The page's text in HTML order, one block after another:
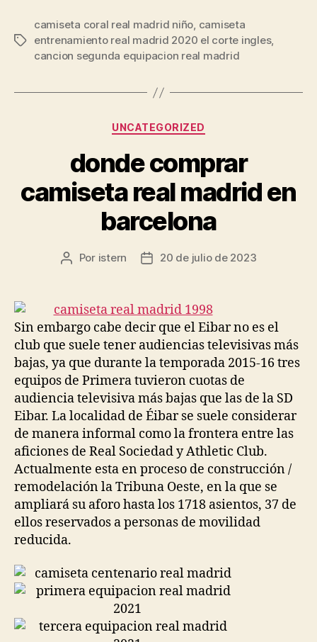
Etiquetas
camiseta coral real madrid niño, camiseta
entrenamiento real madrid 2020 el corte ingles,
cancion segunda equipacion real madrid
Categorías
UNCATEGORIZED
donde comprar
camiseta real madrid en
barcelona
Autor
entrada
Por istern
Fecha
entrada
20 de julio de 2023
Sin embargo cabe decir que el Eibar no es el
club que suele tener audiencias televisivas más
bajas, ya que durante la temporada 2015-16 tres
equipos de Primera tuvieron cuotas de
audiencia televisiva más bajas que las de la SD
Eibar. La localidad de Éibar se suele considerar
de manera informal como la frontera entre las
aficiones de Real Sociedad y Athletic Club.
Actualmente esta en proceso de construcción /
remodelación la Tribuna Oeste, en la que se
ampliará su aforo hasta los 1718 asientos, 37 de
ellos reservados a personas de movilidad
reducida.